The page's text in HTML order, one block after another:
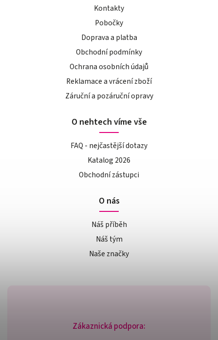
Zákaznická podpora:
Kontakty
Pobočky
Doprava a platba
Obchodní podmínky
Ochrana osobních údajů
Reklamace a vrácení zboží
Záruční a pozáruční opravy
O nehtech víme vše
FAQ - nejčastější dotazy
Katalog 2026
Obchodní zástupci
O nás
Náš příběh
Náš tým
Naše značky